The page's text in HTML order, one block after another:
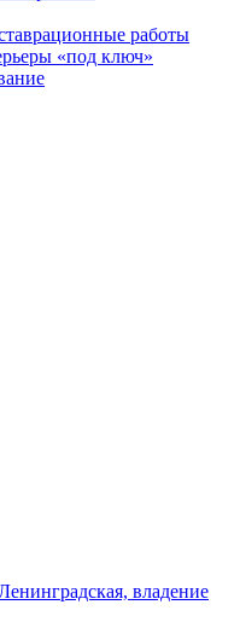
работы
«под ключ»
владение